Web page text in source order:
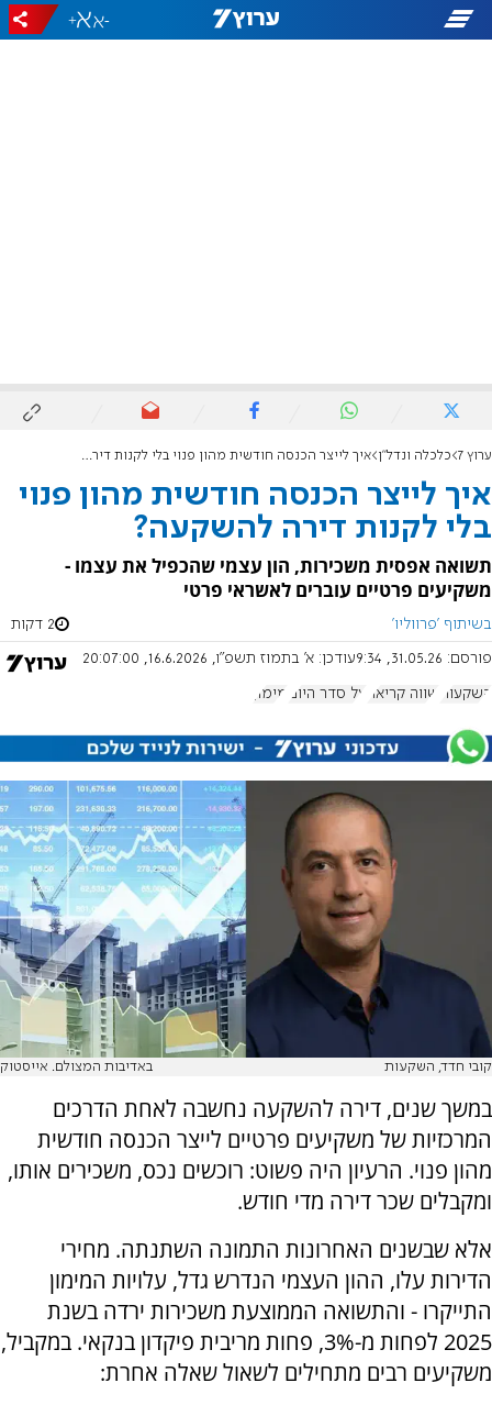
-
+
ערוץ 7 כלכלה ונדל"ן איך לייצר הכנסה חודשית מהון פנוי בלי לקנות דירה להשקעה?
איך לייצר הכנסה חודשית מהון פנוי
בלי לקנות דירה להשקעה?
תשואה אפסית משכירות, הון עצמי שהכפיל את עצמו -
משקיעים פרטיים עוברים לאשראי פרטי
בשיתוף 'פרווליו' 2 דקות
פורסם: 31.05.26, 9:34 עודכן: א' בתמוז תשפ"ו, 16.6.2026, 20:07:00
השקעות שווה קריאה על סדר היום מימון
קובי חדד, השקעות באדיבות המצולם. אייסטוק
במשך שנים, דירה להשקעה נחשבה לאחת הדרכים
המרכזיות של משקיעים פרטיים לייצר הכנסה חודשית
מהון פנוי. הרעיון היה פשוט: רוכשים נכס, משכירים אותו,
ומקבלים שכר דירה מדי חודש.
אלא שבשנים האחרונות התמונה השתנתה. מחירי
הדירות עלו, ההון העצמי הנדרש גדל, עלויות המימון
התייקרו - והתשואה הממוצעת משכירות ירדה בשנת
2025 לפחות מ-3%, פחות מריבית פיקדון בנקאי. במקביל,
משקיעים רבים מתחילים לשאול שאלה אחרת: